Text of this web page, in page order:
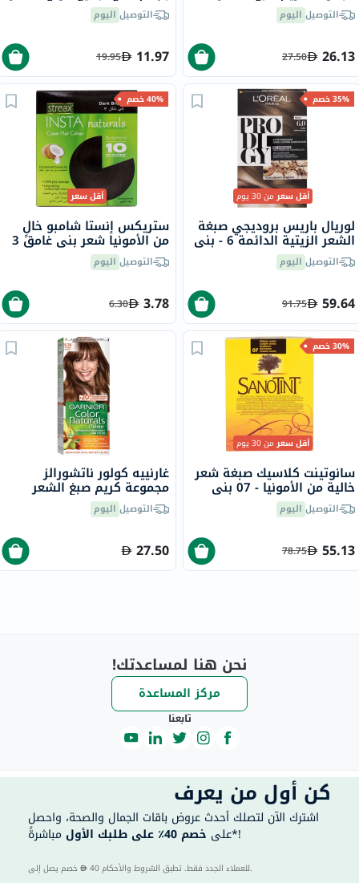
بنيالتوصيل اليوم
26.13
27.50
- أشقر ذهبي 7.3
التوصيل اليوم
11.97
19.95
35% خصم
أقل سعرمن 30 يوم
لوريال باريس بروديجي صبغة
الشعر الزيتية الدائمة 6 - بني
بلوطالتوصيل اليوم
59.64
91.75
40% خصم
أقل سعر
ستريكس إنستا شامبو خالٍ
من الأمونيا شعر بني غامق 3
التوصيل اليوم
3.78
6.30
30% خصم
أقل سعرمن 30 يوم
سانوتينت كلاسيك صبغة شعر
خالية من الأمونيا - 07 بني
رمادي 125 مل
التوصيل اليوم
55.13
78.75
غارنييه كولور ناتشورالز
مجموعة كريم صبغ الشعر
6.34 - بني شوكولاتهالتوصيل اليوم
27.50
نحن هنا لمساعدتك!
مركز المساعدة
تابعنا
كن أول من يعرف
اشترك الآن لتصلك أحدث عروض باقات الجمال والصحة، واحصل
على خصم 40٪ على طلبك الأول مباشرةً*!
40 للعملاء الجدد فقط. تطبق الشروط والأحكام.